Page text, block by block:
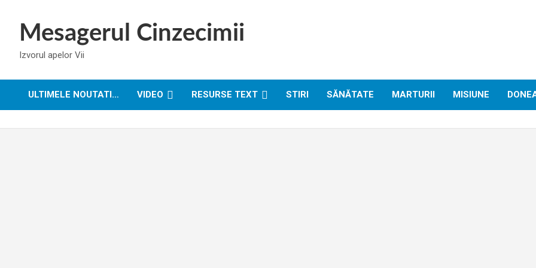
contentMesagerul Cinzecimii
Izvorul apelor Vii
ULTIMELE NOUTATI… VIDEO RESURSE TEXT STIRI SĂNĂTATE MARTURII MISIUNE